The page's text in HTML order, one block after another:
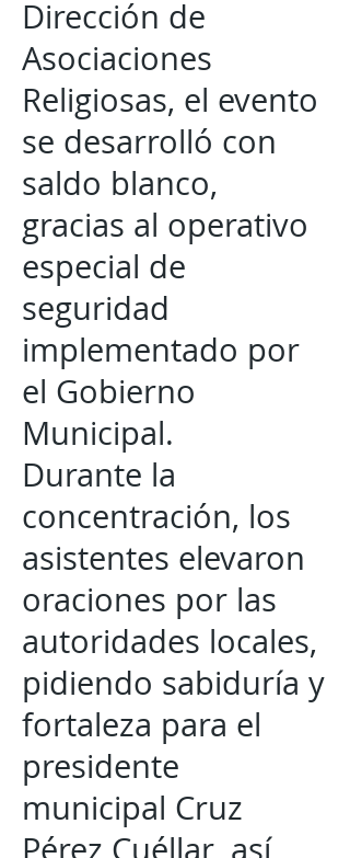
Dirección de
Asociaciones
Religiosas, el evento
se desarrolló con
saldo blanco,
gracias al operativo
especial de
seguridad
implementado por
el Gobierno
Municipal.
Durante la
concentración, los
asistentes elevaron
oraciones por las
autoridades locales,
pidiendo sabiduría y
fortaleza para el
presidente
municipal Cruz
Pérez Cuéllar, así